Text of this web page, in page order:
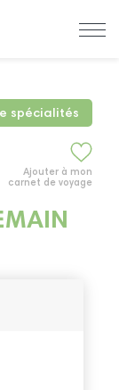
spécialités
Ajouter à mon
carnet de voyage